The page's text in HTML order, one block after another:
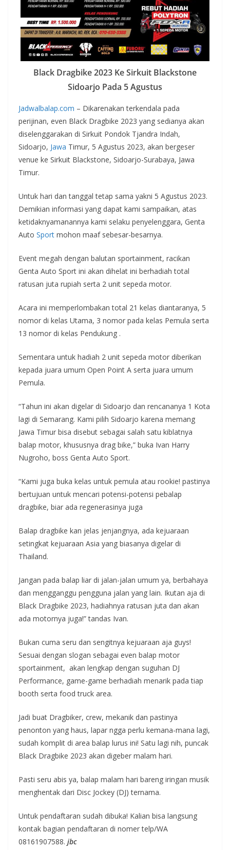
Black Dragbike 2023 Ke Sirkuit Blackstone
Sidoarjo Pada 5 Agustus
Jadwalbalap.com – Dikarenakan terkendala pada
perijinan, even Black Dragbike 2023 yang sedianya akan
diselenggarakan di Sirkuit Pondok Tjandra Indah,
Sidoarjo, Jawa Timur, 5 Agustus 2023, akan bergeser
venue ke Sirkuit Blackstone, Sidoarjo-Surabaya, Jawa
Timur.
Untuk hari dan tanggal tetap sama yakni 5 Agustus 2023.
Demikian informasi yang dapat kami sampaikan, atas
ketidaknyamanannya kami selaku penyelenggara, Genta
Auto Sport mohon maaf sebesar-besarnya.
Event megah dengan balutan sportainment, racikan
Genta Auto Sport ini akan dihelat ini berhadiah total
ratusan juta rupiah serta 2 unit sepeda motor.
Acara ini memperlombakan total 21 kelas diantaranya, 5
nomor di kelas Utama, 3 nomor pada kelas Pemula serta
13 nomor di kelas Pendukung .
Sementara untuk hadiah 2 unit sepeda motor diberikan
kepada juara umum Open Point A serta juara umum
Pemula.
“Tahun ini akan digelar di Sidoarjo dan rencananya 1 Kota
lagi di Semarang. Kami pilih Sidoarjo karena memang
Jawa Timur bisa disebut sebagai salah satu kiblatnya
balap motor, khususnya drag bike,” buka Ivan Harry
Nugroho, boss Genta Auto Sport.
“Kami juga buka kelas untuk pemula atau rookie! pastinya
bertujuan untuk mencari potensi-potensi pebalap
dragbike, biar ada regenerasinya juga
Balap dragbike kan jelas jenjangnya, ada kejuaraan
setingkat kejuaraan Asia yang biasanya digelar di
Thailand.
Jangan pada balap liar di jalan-jalan umum ya, berbahaya
dan mengganggu pengguna jalan yang lain. Ikutan aja di
Black Dragbike 2023, hadiahnya ratusan juta dan akan
ada motornya juga!” tandas Ivan.
Bukan cuma seru dan sengitnya kejuaraan aja guys!
Sesuai dengan slogan sebagai even balap motor
sportainment, akan lengkap dengan suguhan DJ
Performance, game-game berhadiah menarik pada tiap
booth serta food truck area.
Jadi buat Dragbiker, crew, mekanik dan pastinya
penonton yang haus, lapar ngga perlu kemana-mana lagi,
sudah komplit di area balap lurus ini! Satu lagi nih, puncak
Black Dragbike 2023 akan digeber malam hari.
Pasti seru abis ya, balap malam hari bareng iringan musik
menghentak dari Disc Jockey (DJ) ternama.
Untuk pendaftaran sudah dibuka! Kalian bisa langsung
kontak bagian pendaftaran di nomer telp/WA
08161907588. jbc